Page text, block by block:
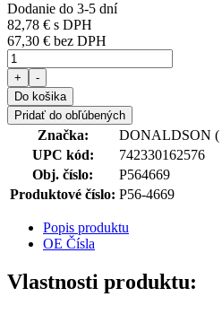
Dodanie do 3-5 dní
82,78 € s DPH
67,30 € bez DPH
+
-
Do košika
Pridať do obľúbených
Značka: DONALDSON (
UPC kód:
742330162576
Obj. číslo:
P564669
Produktové číslo: P56-4669
Popis produktu
OE Čísla
Vlastnosti produktu: